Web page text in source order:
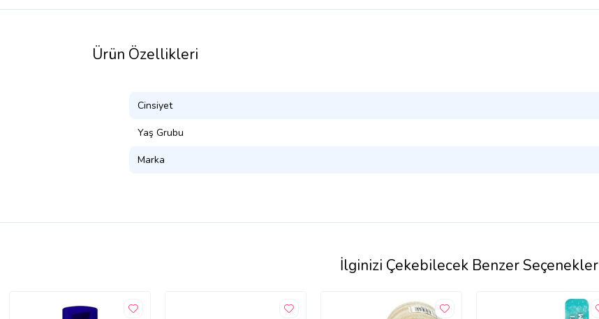
Ürün Özellikleri
Cinsiyet
Yaş Grubu
Marka
İlginizi Çekebilecek Benzer Seçenekler